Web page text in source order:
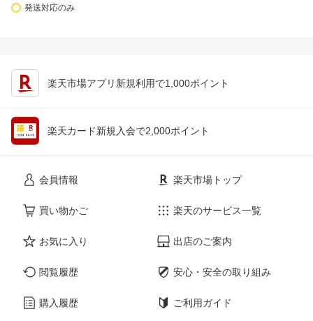
発送対応のみ
楽天市場アプリ新規利用で1,000ポイント
楽天カード新規入会で2,000ポイント
会員情報
買い物かご
お気に入り
閲覧履歴
購入履歴
楽天市場トップ
楽天のサービス一覧
出店のご案内
安心・安全の取り組み
ご利用ガイド